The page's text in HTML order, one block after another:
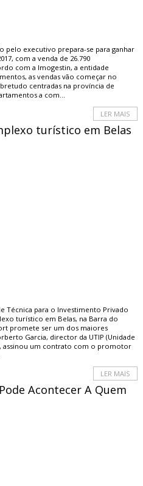
pelo executivo prepara-se para ganhar
com a venda de 26.790
as vendas vão começar no
centradas na província de
a com...
LER MAIS
turístico em Belas
Técnica para o Investimento Privado
turístico em Belas, na Barra do
promete ser um dos maiores
assinou um contrato com o promotor
LER MAIS
Acontecer A Quem